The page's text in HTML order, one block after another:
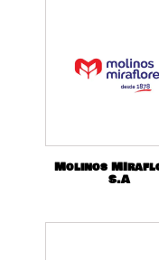
Molinos
S.A